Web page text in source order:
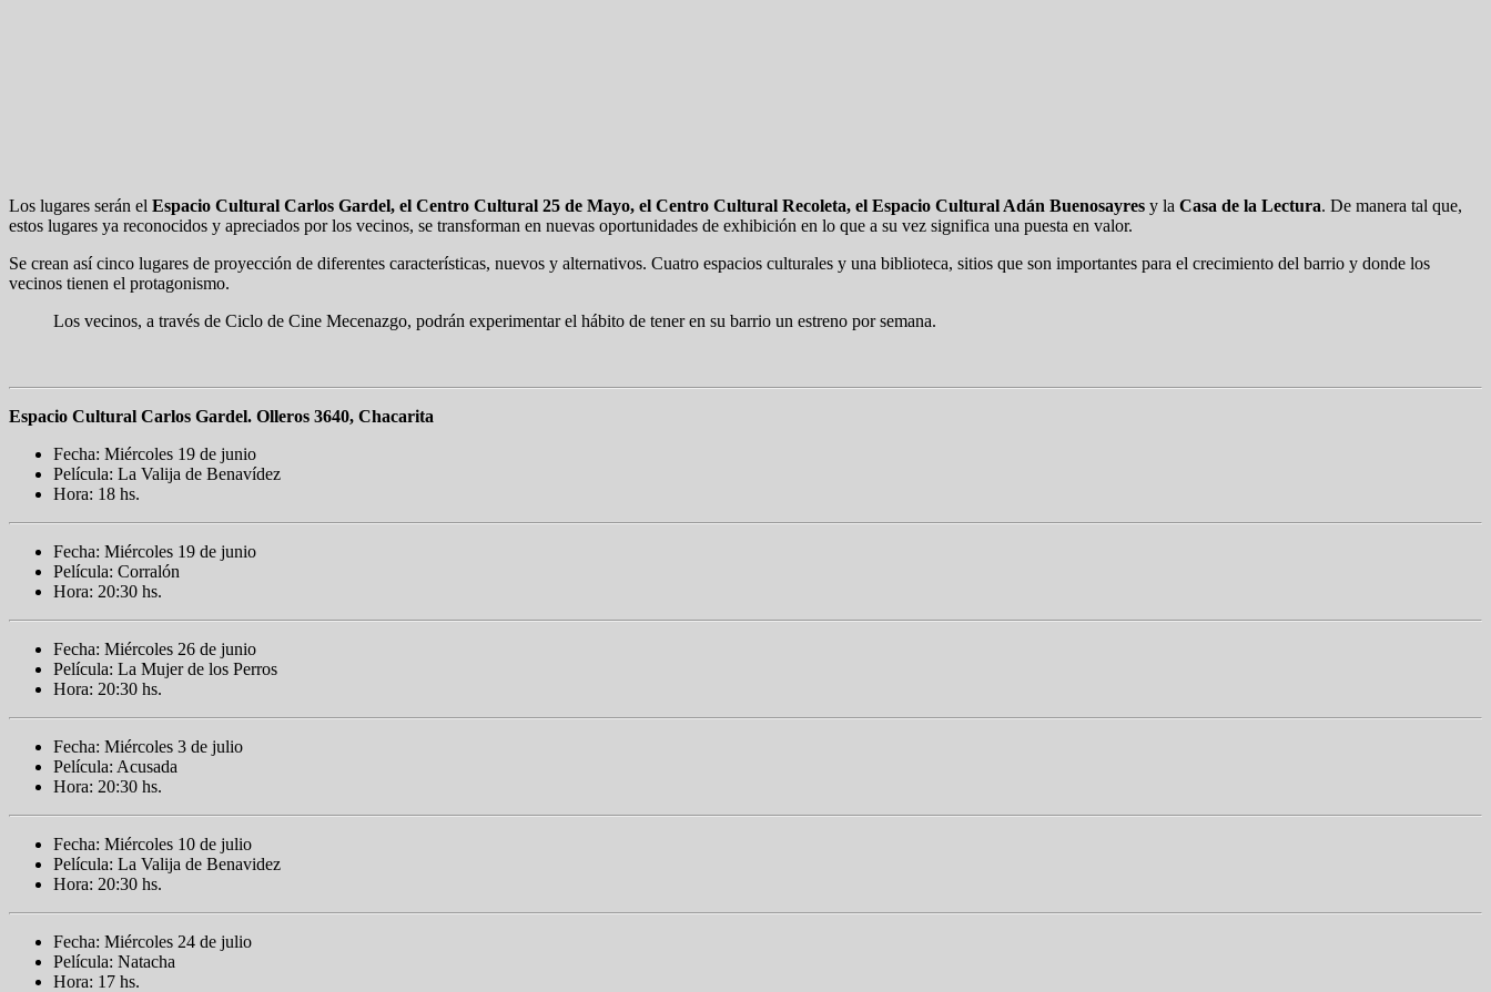
Los lugares serán el Espacio Cultural Carlos Gardel, el Centro Cultural 25 de Mayo, el Centro Cultural Recoleta, el Espacio Cultural Adán Buenosayres y la Casa de la Lectura. De manera tal que,
estos lugares ya reconocidos y apreciados por los vecinos, se transforman en nuevas oportunidades de exhibición en lo que a su vez significa una puesta en valor.
Se crean así cinco lugares de proyección de diferentes características, nuevos y alternativos. Cuatro espacios culturales y una biblioteca, sitios que son importantes para el crecimiento del barrio y donde los
vecinos tienen el protagonismo.
Los vecinos, a través de Ciclo de Cine Mecenazgo, podrán experimentar el hábito de tener en su barrio un estreno por semana.
Espacio Cultural Carlos Gardel. Olleros 3640, Chacarita
Fecha: Miércoles 19 de junio
Película: La Valija de Benavídez
Hora: 18 hs.
Fecha: Miércoles 19 de junio
Película: Corralón
Hora: 20:30 hs.
Fecha: Miércoles 26 de junio
Película: La Mujer de los Perros
Hora: 20:30 hs.
Fecha: Miércoles 3 de julio
Película: Acusada
Hora: 20:30 hs.
Fecha: Miércoles 10 de julio
Película: La Valija de Benavidez
Hora: 20:30 hs.
Fecha: Miércoles 24 de julio
Película: Natacha
Hora: 17 hs.